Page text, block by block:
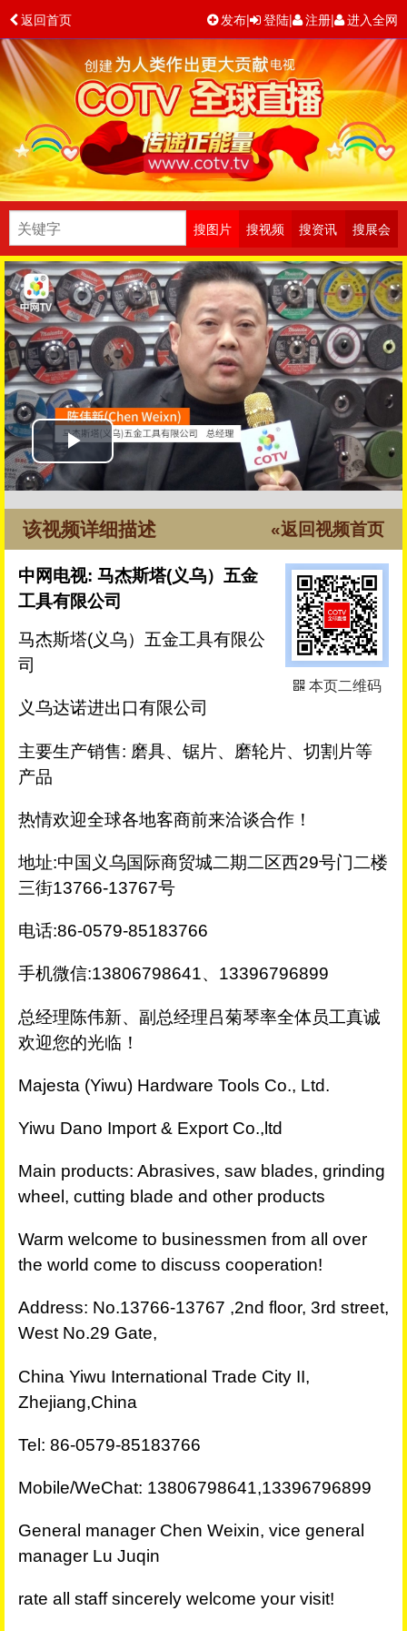
返回首页 发布| 登陆| 注册| 进入全网
«返回视频首页
该视频详细描述
本页二维码
中网电视: 马杰斯塔(义乌）五金
工具有限公司
马杰斯塔(义乌）五金工具有限公
司
义乌达诺进出口有限公司
主要生产销售: 磨具、锯片、磨轮片、切割片等
产品
热情欢迎全球各地客商前来洽谈合作！
地址:中国义乌国际商贸城二期二区西29号门二楼
三街13766-13767号
电话:86-0579-85183766
手机微信:13806798641、13396796899
总经理陈伟新、副总经理吕菊琴率全体员工真诚
欢迎您的光临！
Majesta (Yiwu) Hardware Tools Co., Ltd.
Yiwu Dano Import & Export Co.,ltd
Main products: Abrasives, saw blades, grinding
wheel, cutting blade and other products
Warm welcome to businessmen from all over
the world come to discuss cooperation!
Address: No.13766-13767 ,2nd floor, 3rd street,
West No.29 Gate,
China Yiwu International Trade City II,
Zhejiang,China
Tel: 86-0579-85183766
Mobile/WeChat: 13806798641,13396796899
General manager Chen Weixin, vice general
manager Lu Juqin
rate all staff sincerely welcome your visit!